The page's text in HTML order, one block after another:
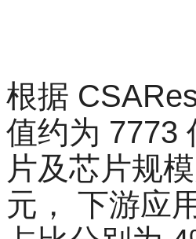
根据
值约为 7773
片及芯片规
元， 下游应